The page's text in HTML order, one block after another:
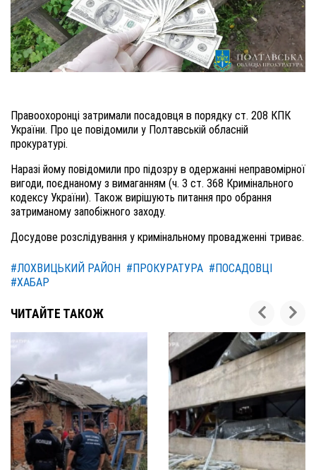
Правоохоронці затримали посадовця в порядку ст. 208 КПК
України. Про це повідомили у Полтавській обласній
прокуратурі.
Наразі йому повідомили про підозру в одержанні неправомірної
вигоди, поєднаному з вимаганням (ч. 3 ст. 368 Кримінального
кодексу України). Також вирішують питання про обрання
затриманому запобіжного заходу.
Досудове розслідування у кримінальному провадженні триває.
#ЛОХВИЦЬКИЙ РАЙОН #ПРОКУРАТУРА #ПОСАДОВЦІ
#ХАБАР
ЧИТАЙТЕ ТАКОЖ